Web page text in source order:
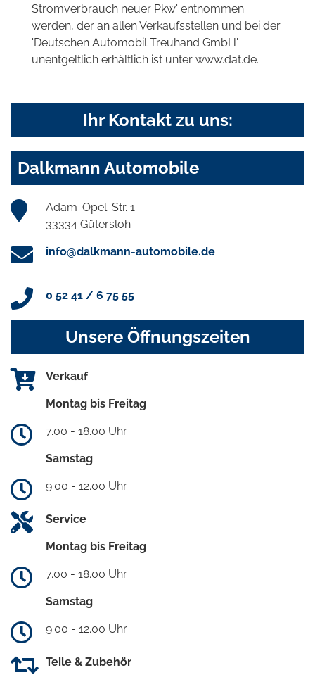
Stromverbrauch neuer Pkw' entnommen
werden, der an allen Verkaufsstellen und bei der
'Deutschen Automobil Treuhand GmbH'
unentgeltlich erhältlich ist unter www.dat.de.
Ihr Kontakt zu uns:
Dalkmann Automobile
Adam-Opel-Str. 1
33334 Gütersloh
info@dalkmann-automobile.de
0 52 41 / 6 75 55
Unsere Öffnungszeiten
Verkauf
Montag bis Freitag
7.00 - 18.00 Uhr
Samstag
9.00 - 12.00 Uhr
Service
Montag bis Freitag
7.00 - 18.00 Uhr
Samstag
9.00 - 12.00 Uhr
Teile & Zubehör